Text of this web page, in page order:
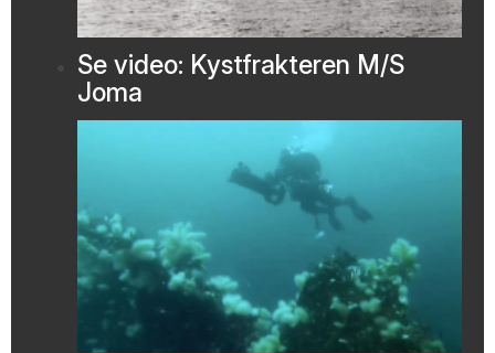
Se video: Kystfrakteren M/S
Joma